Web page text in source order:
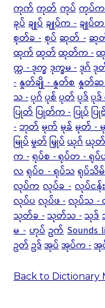
ကုက် ကုတ် ကုပ် ကုပ်က
ခုပ် ချုပ် ချုပ်က - ချုပ်
စုတ်ခ - စုပ် ဆုတ် - ဆု
ထုက်ထုတ်ထုတ်က -
က္က - ဒုက္ခဒုက္ခမ -ဒုဂ်ဒု
- နှုတ်ချို - နှုတ်စ နှုတ်ဆ
သ -ပုဂ်ပုစ်ပုတ်ပုဒ်ပု
ပြုတ် ပြုတ်က - ပြုပ်ပြု
- ဘုတ် မုက် မုခ် မုတ် -
မြုပ်မှုတ်မြှုပ်ယုဂ်ယုတ်
က -ရုပ်စ -ရုပ်တ - ရုပ်
လ ရုပ်ဝ - ရုပ်သ ရုပ်သိ
လုပ်က လုပ်ခ - လုပ်ငန်
လုပ်ပလုပ်ဖ -လုပ်သ -
သုတ်ခ -သုတ်သ -သုဒ်
မ - ဟုပ် ဥက်
ဥတ်ဥဒ်အုပ်အုပ်က -အု
Back to Dictionary